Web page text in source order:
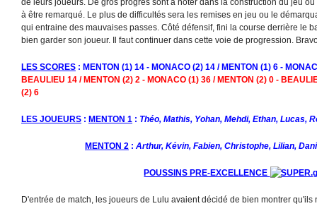
de leurs joueurs. De gros progrès sont à noter dans la construction du jeu
à être remarqué. Le plus de difficultés sera les remises en jeu ou le
qui entraine des mauvaises passes. Côté défensif, fini la course derrière le
bien garder son joueur. Il faut continuer dans cette voie de progression.
LES SCORES : MENTON (1) 14 - MONACO (2) 14 / MENTON (1) 6 -
BEAULIEU 14 / MENTON (2) 2 - MONACO (1) 36 / MENTON (2) 0 -
(2) 6
LES JOUEURS : MENTON 1 : Théo, Mathis, Yohan, Mehdi, Ethan, Lucas,
MENTON 2 : Arthur, Kévin, Fabien, Christophe, Lilian,
POUSSINS PRE-EXCELLENCE
D'entrée de match, les joueurs de Lulu avaient décidé de bien montrer qu'ils